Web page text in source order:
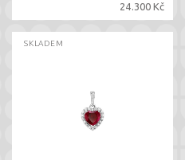
24.300 Kč
SKLADEM